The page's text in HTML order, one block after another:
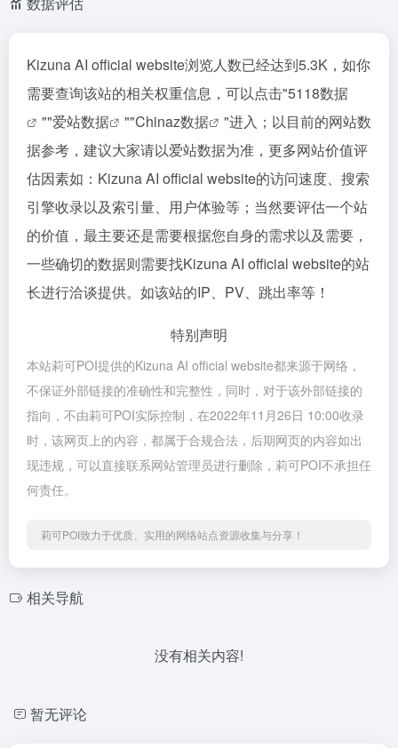
Kizuna AI official website浏览人数已经达到5.3K，如你
需要查询该站的相关权重信息，可以点击"5118数据
""爱站数据 ""Chinaz数据
"进入；以目前的网站数
据参考，建议大家请以爱站数据为准，更多网站价值评
估因素如：Kizuna AI official website的访问速度、搜索
引擎收录以及索引量、用户体验等；当然要评估一个站
的价值，最主要还是需要根据您自身的需求以及需要，
一些确切的数据则需要找Kizuna AI official website的站
长进行洽谈提供。如该站的IP、PV、跳出率等！
特别声明
本站莉可POI提供的Kizuna AI official website都来源于网络，
不保证外部链接的准确性和完整性，同时，对于该外部链接的
指向，不由莉可POI实际控制，在2022年11月26日 10:00收录
时，该网页上的内容，都属于合规合法，后期网页的内容如出
现违规，可以直接联系网站管理员进行删除，莉可POI不承担任
何责任。
莉可POI致力于优质、实用的网络站点资源收集与分享！
相关导航
没有相关内容!
暂无评论